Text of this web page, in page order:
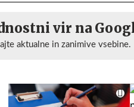
vir na
aktualne in zanimive vsebine.